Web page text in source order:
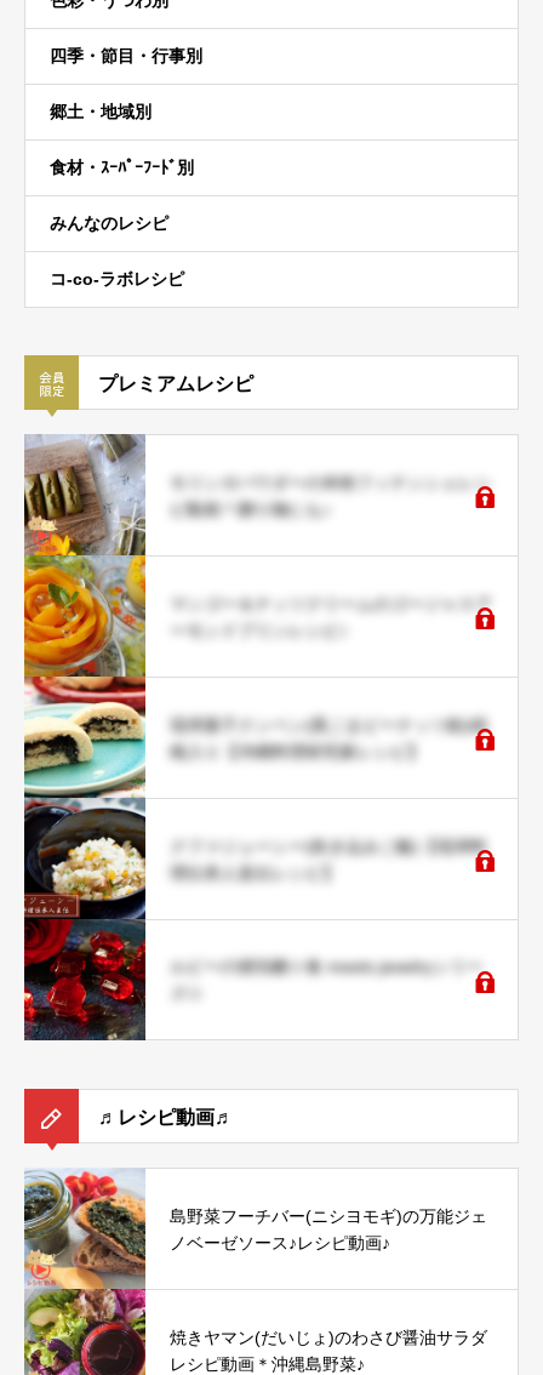
四季・節目・行事別
郷土・地域別
食材・ｽｰﾊﾟｰﾌｰﾄﾞ別
みんなのレシピ
コ-co-ラボレシピ
プレミアムレシピ
モリンガパウダーの米粉フィナンシェレシ
ピ動画＊贈り物にも♪
マンゴー＆ナッツクリームのゴージャスア
琉球菓子クンペン(黒ごまピーナッツ餡)胡
桃入り【沖縄料理研究家レシピ】
クファジューシー(炊き込みご飯)【琉球料
理伝承人直伝レシピ】
ルビーの琥珀糖☆食 meets jewelryシリー
♬レシピ動画♬
島野菜フーチバー(ニシヨモギ)の万能ジェ
ノベーゼソース♪レシピ動画♪
焼きヤマン(だいじょ)のわさび醤油サラダ
レシピ動画＊沖縄島野菜♪